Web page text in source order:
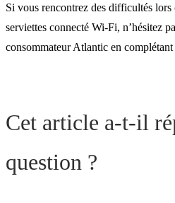
Si vous rencontrez des difficultés lors
serviettes connecté Wi-Fi, n’hésitez
consommateur Atlantic en complétant
Cet article a-t-il
question ?